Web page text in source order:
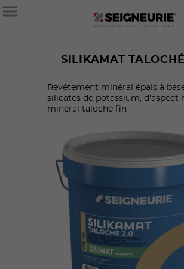
SILIKAMAT
Revêtement minéral épais à
silicates de potassium, d'aspect
minéral taloché fin